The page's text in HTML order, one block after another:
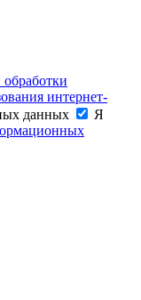
интернет-
данных
Я